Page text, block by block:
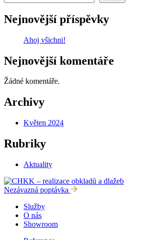
Nejnovější příspěvky
Ahoj všichni!
Nejnovější komentáře
Žádné komentáře.
Archivy
Květen 2024
Rubriky
Aktuality
Nezávazná poptávka
Služby
O nás
Showroom